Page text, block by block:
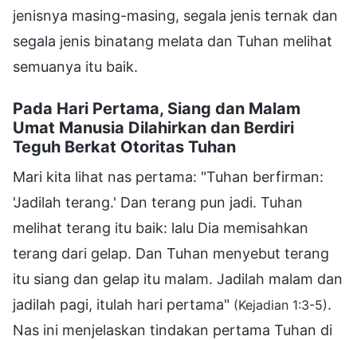
jenisnya masing-masing, segala jenis ternak dan
segala jenis binatang melata dan Tuhan melihat
semuanya itu baik.
Pada Hari Pertama, Siang dan Malam
Umat Manusia Dilahirkan dan Berdiri
Teguh Berkat Otoritas Tuhan
Mari kita lihat nas pertama: "Tuhan berfirman:
'Jadilah terang.' Dan terang pun jadi. Tuhan
melihat terang itu baik: lalu Dia memisahkan
terang dari gelap. Dan Tuhan menyebut terang
itu siang dan gelap itu malam. Jadilah malam dan
jadilah pagi, itulah hari pertama" (Kejadian 1:3-5).
Nas ini menjelaskan tindakan pertama Tuhan di